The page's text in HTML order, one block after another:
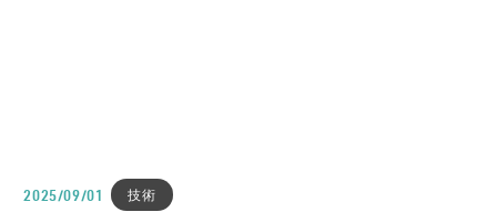
2025/09/01 技術